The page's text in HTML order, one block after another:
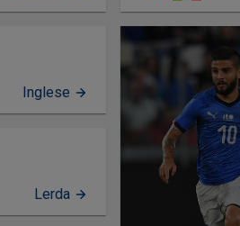
Inglese
Lerda